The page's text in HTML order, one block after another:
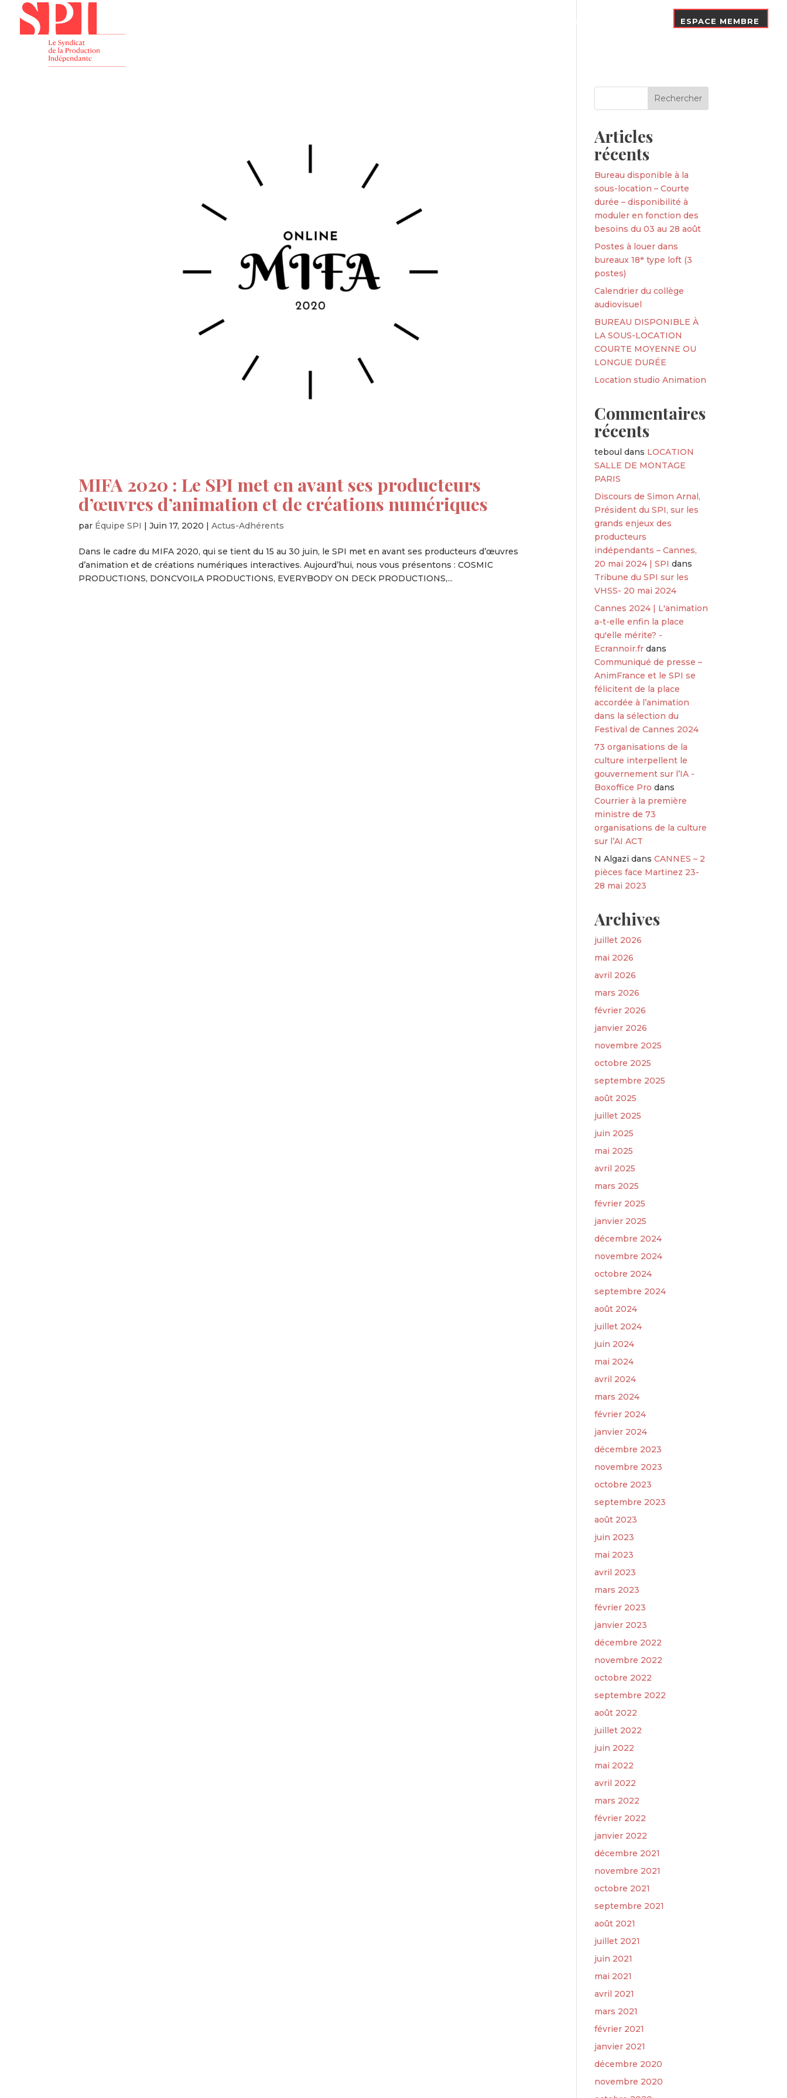
Nos Adhérents ESPACE MEMBRE
MIFA 2020 : Le SPI met en avant ses producteurs
d’œuvres d’animation et de créations numériques
par Équipe SPI |Juin 17, 2020 |Actus-Adhérents
Dans le cadre du MIFA 2020, qui se tient du 15 au 30 juin, le SPI met en avant ses producteurs d’œuvres
d’animation et de créations numériques interactives. Aujourd’hui, nous vous présentons : COSMIC
PRODUCTIONS, DONCVOILA PRODUCTIONS, EVERYBODY ON DECK PRODUCTIONS,...
Articles
récents
Bureau disponible à la
sous-location – Courte
durée – disponibilité à
moduler en fonction des
besoins du 03 au 28 août
Postes à louer dans
bureaux 18ᵉ type loft (3
postes)
Calendrier du collège
audiovisuel
BUREAU DISPONIBLE À
LA SOUS-LOCATION
COURTE MOYENNE OU
LONGUE DURÉE
Location studio Animation
Commentaires
récents
teboul dans LOCATION
SALLE DE MONTAGE
PARIS
Discours de Simon Arnal,
Président du SPI, sur les
grands enjeux des
producteurs
indépendants – Cannes,
20 mai 2024 | SPI dans
Tribune du SPI sur les
VHSS- 20 mai 2024
Cannes 2024 | L'animation
a-t-elle enfin la place
qu'elle mérite? -
Ecrannoir.fr dans
Communiqué de presse –
AnimFrance et le SPI se
félicitent de la place
accordée à l’animation
dans la sélection du
Festival de Cannes 2024
73 organisations de la
culture interpellent le
gouvernement sur l’IA -
Boxoffice Pro dans
Courrier à la première
ministre de 73
organisations de la culture
sur l’AI ACT
N Algazi dansCANNES – 2
pièces face Martinez 23-
28 mai 2023
Archives
juillet 2026
mai 2026
avril 2026
mars 2026
février 2026
janvier 2026
novembre 2025
octobre 2025
septembre 2025
août 2025
juillet 2025
juin 2025
mai 2025
avril 2025
mars 2025
février 2025
janvier 2025
décembre 2024
novembre 2024
octobre 2024
septembre 2024
août 2024
juillet 2024
juin 2024
mai 2024
avril 2024
mars 2024
février 2024
janvier 2024
décembre 2023
novembre 2023
octobre 2023
septembre 2023
août 2023
juin 2023
mai 2023
avril 2023
mars 2023
février 2023
janvier 2023
décembre 2022
novembre 2022
octobre 2022
septembre 2022
août 2022
juillet 2022
juin 2022
mai 2022
avril 2022
mars 2022
février 2022
janvier 2022
décembre 2021
novembre 2021
octobre 2021
septembre 2021
août 2021
juillet 2021
juin 2021
mai 2021
avril 2021
mars 2021
février 2021
janvier 2021
décembre 2020
novembre 2020